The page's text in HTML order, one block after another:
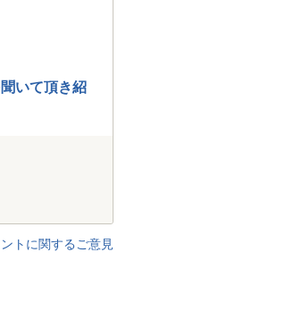
いて頂き紹
トに関するご意見